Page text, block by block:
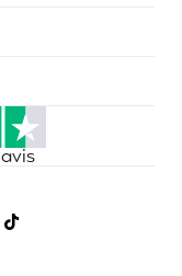
avis